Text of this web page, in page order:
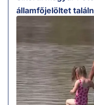
államfőjelöltet